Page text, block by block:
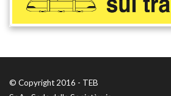
© Copyright 2016 - TEB